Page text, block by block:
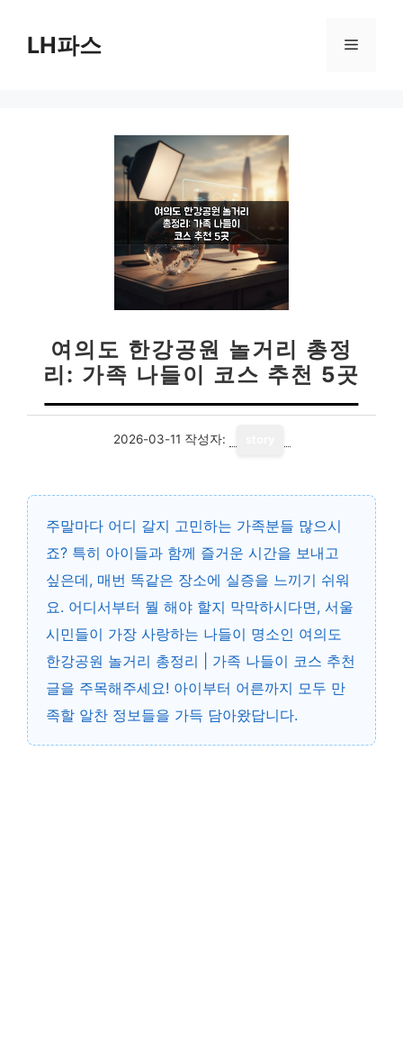
LH파스 메
여의도 한강공원 놀거리 총정
리: 가족 나들이 코스 추천 5곳
2026-03-11 작성자:
주말마다 어디 갈지 고민하는 가족분들 많으시
죠? 특히 아이들과 함께 즐거운 시간을 보내고
싶은데, 매번 똑같은 장소에 실증을 느끼기 쉬워
요. 어디서부터 뭘 해야 할지 막막하시다면, 서울
시민들이 가장 사랑하는 나들이 명소인 여의도
한강공원 놀거리 총정리 | 가족 나들이 코스 추천
글을 주목해주세요! 아이부터 어른까지 모두 만
족할 알찬 정보들을 가득 담아왔답니다.